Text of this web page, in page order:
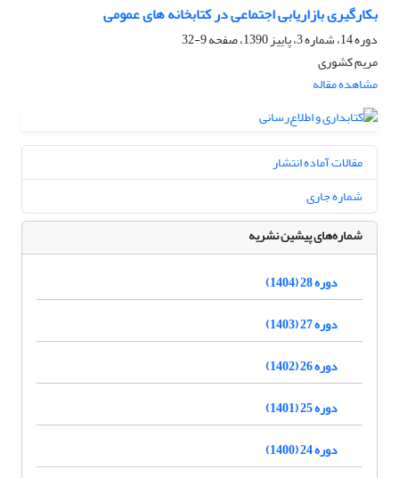
بکارگیری بازاریابی اجتماعی در کتابخانه های عمومی
دوره 14، شماره 3، پاییز 1390، صفحه
9-32
مریم کشوری
مشاهده مقاله
مقالات آماده انتشار
شماره جاری
شماره‌های پیشین نشریه
دوره 28 (1404)
دوره 27 (1403)
دوره 26 (1402)
دوره 25 (1401)
دوره 24 (1400)